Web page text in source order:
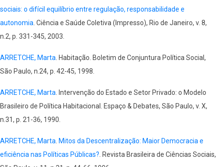
sociais: o difícil equilíbrio entre regulação, responsabilidade e
autonomia . Ciência e Saúde Coletiva (Impresso), Rio de Janeiro, v. 8,
n.2, p. 331-345, 2003.
ARRETCHE, Marta . Habitação. Boletim de Conjuntura Política Social,
São Paulo, n.24, p. 42-45, 1998.
ARRETCHE, Marta . Intervenção do Estado e Setor Privado: o Modelo
Brasileiro de Política Habitacional. Espaço & Debates, São Paulo, v. X,
n.31, p. 21-36, 1990.
ARRETCHE, Marta Mitos da Descentralização: Maior Democracia e
eficiência nas Políticas Públicas? . Revista Brasileira de Ciências Sociais,